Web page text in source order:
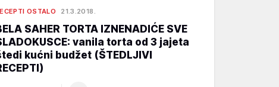
OSTALO 21.3.2018.
SAHER TORTA IZNENADIĆE SVE
vanila torta od 3 jajeta
kućni budžet (ŠTEDLJIVI